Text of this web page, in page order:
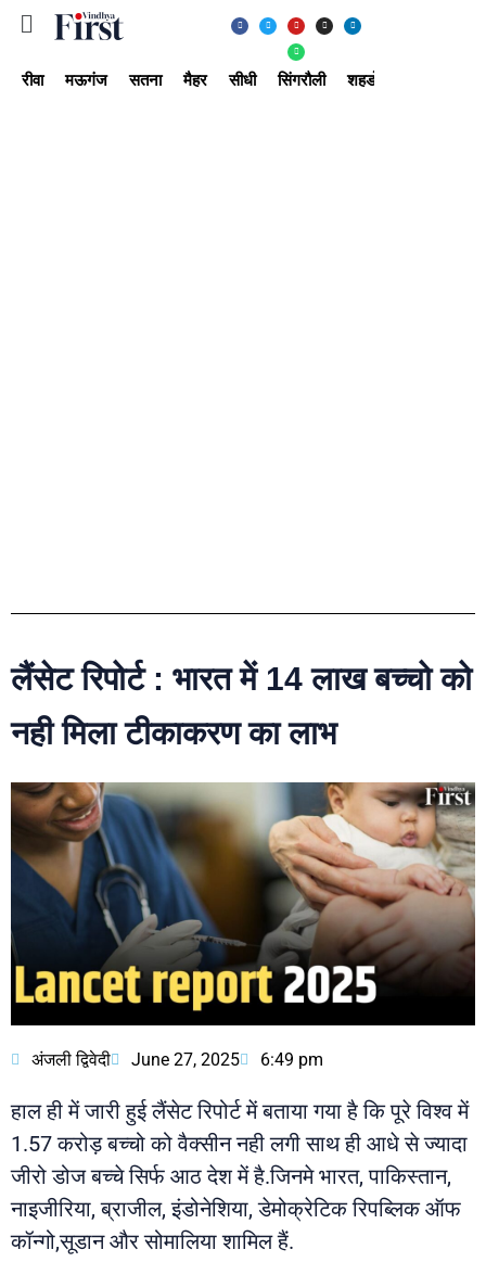
रीवा मऊगंज सतना मैहर सीधी सिंगरौली शहडोल
लैंसेट रिपोर्ट : भारत में 14 लाख बच्चो को
नही मिला टीकाकरण का लाभ
अंजली द्विवेदी June 27, 2025 6:49 pm
हाल ही में जारी हुई लैंसेट रिपोर्ट में बताया गया है कि पूरे विश्व में
1.57 करोड़ बच्चो को वैक्सीन नही लगी साथ ही आधे से ज्यादा
जीरो डोज बच्चे सिर्फ आठ देश में है.जिनमे भारत, पाकिस्तान,
नाइजीरिया, ब्राजील, इंडोनेशिया, डेमोक्रेटिक रिपब्लिक ऑफ
कॉन्गो,सूडान और सोमालिया शामिल हैं.